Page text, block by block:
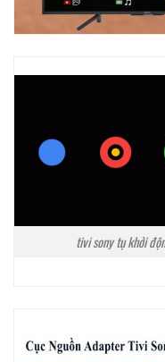
tivi sony tụ khởi